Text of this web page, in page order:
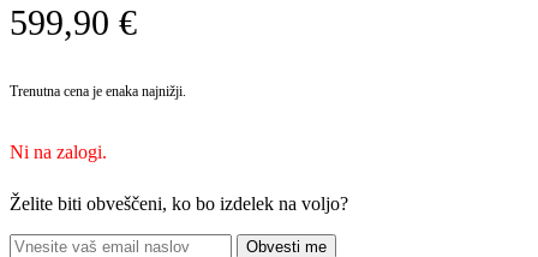
599,90 €
Trenutna cena je enaka najnižji.
Ni na zalogi.
Želite biti obveščeni, ko bo izdelek na voljo?
Obvesti me